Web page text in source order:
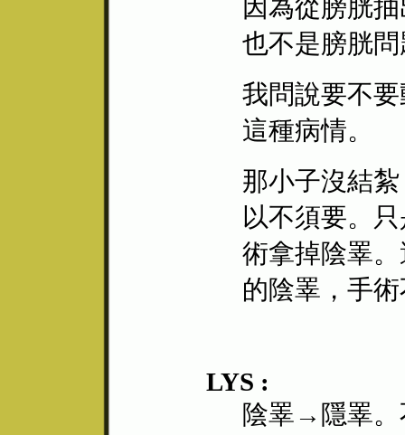
因為從膀胱
也不是膀胱
我問說要不
這種病情。
那小子沒結
以不須要。
術拿掉陰睪
的陰睪，手
LYS :
陰睪→隱睪。